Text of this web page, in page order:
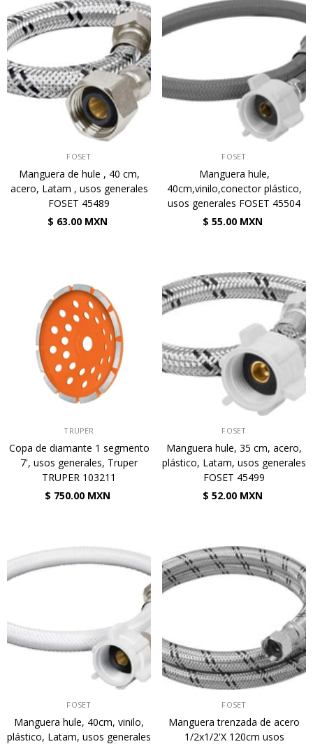
FOSET
Manguera de hule , 40 cm,
acero, Latam , usos generales
FOSET 45489
$ 63.00 MXN
FOSET
Manguera hule,
40cm,vinilo,conector plástico,
usos generales FOSET 45504
$ 55.00 MXN
TRUPER
Copa de diamante 1 segmento
7', usos generales, Truper
TRUPER 103211
$ 750.00 MXN
FOSET
Manguera hule, 35 cm, acero,
plástico, Latam, usos generales
FOSET 45499
$ 52.00 MXN
FOSET
Manguera hule, 40cm, vinilo,
plástico, Latam, usos generales
FOSET
Manguera trenzada de acero
1/2x1/2'X 120cm usos